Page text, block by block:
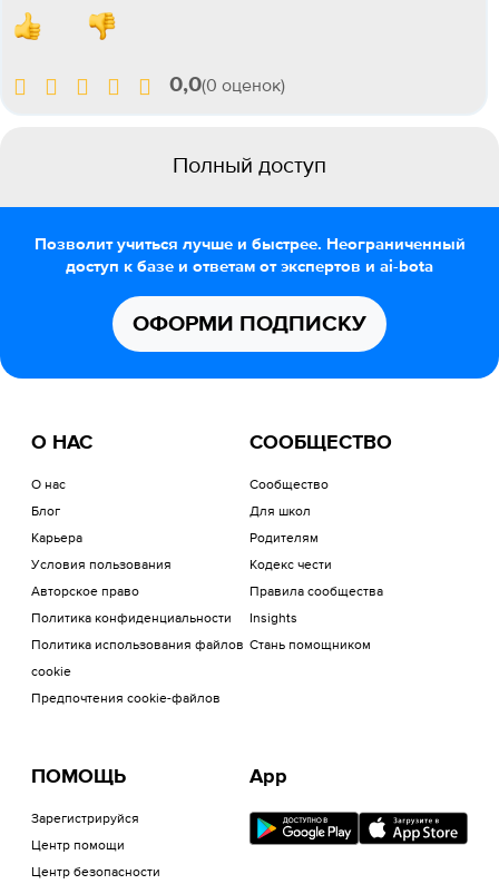
0,0(0 оценок)
Полный доступ
Позволит учиться лучше и быстрее. Неограниченный
доступ к базе и ответам от экспертов и ai-bota
ОФОРМИ ПОДПИСКУ
О НАС
О нас
Блог
Карьера
Условия пользования
Авторское право
Политика конфиденциальности
Политика использования файлов
cookie
Предпочтения cookie-файлов
СООБЩЕСТВО
Сообщество
Для школ
Родителям
Кодекс чести
Правила сообщества
Insights
Стань помощником
ПОМОЩЬ
Зарегистрируйся
Центр помощи
Центр безопасности
App